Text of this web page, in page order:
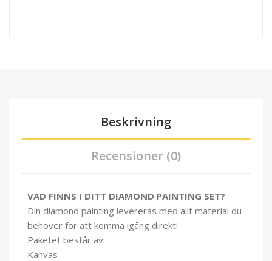
Beskrivning
Recensioner (0)
VAD FINNS I DITT DIAMOND PAINTING SET?
Din diamond painting levereras med allt material du
behöver för att komma igång direkt!
Paketet består av:
Kanvas